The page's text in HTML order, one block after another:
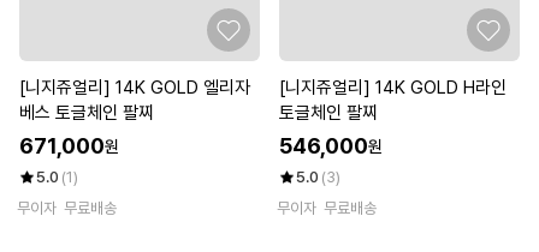
[니지쥬얼리] 14K GOLD 엘리자
베스 토글체인 팔찌
671,000원
5.0 (1)
무이자 무료배송
[니지쥬얼리] 14K GOLD H라인
토글체인 팔찌
546,000원
5.0 (3)
무이자 무료배송